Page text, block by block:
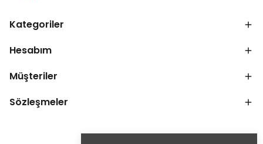
Kategoriler
Hesabım
Müşteriler
Sözleşmeler